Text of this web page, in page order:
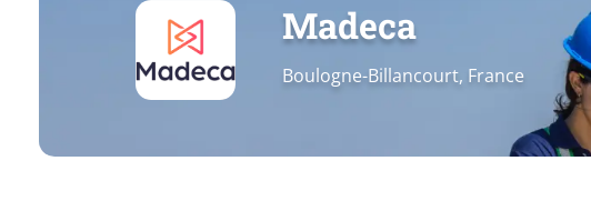
Madeca
Boulogne-Billancourt, France